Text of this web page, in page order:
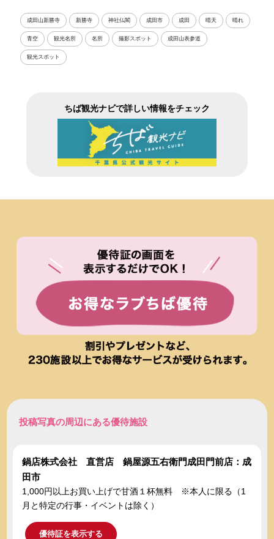
成田山新勝寺 新勝寺 神社仏閣 成田市 成田 晴天 晴れ
青空 観光名所 名所 撮影スポット 成田山表参道
観光スポット
ちば観光ナビで詳しい情報をチェック
投稿写真の周辺にある優待施設
鍋店株式会社 直営店 鍋屋源五右衛門成田門前店：成
田市
1,000円以上お買い上げで甘酒１杯無料 ※本人に限る（1
月と特定の行事・イベントは除く）
優待証を表示する